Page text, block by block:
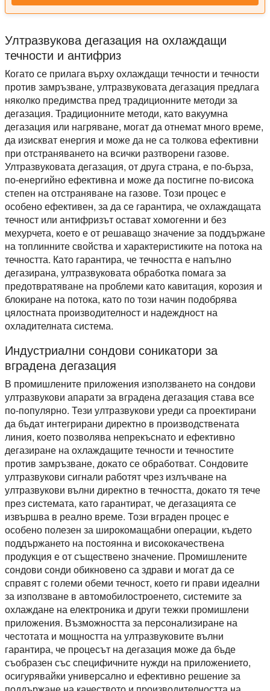
Ултразвукова дегазация на охлаждащи
течности и антифриз
Когато се прилага върху охлаждащи течности и течности
против замръзване, ултразвуковата дегазация предлага
няколко предимства пред традиционните методи за
дегазация. Традиционните методи, като вакуумна
дегазация или нагряване, могат да отнемат много време,
да изискват енергия и може да не са толкова ефективни
при отстраняването на всички разтворени газове.
Ултразвуковата дегазация, от друга страна, е по-бърза,
по-енергийно ефективна и може да постигне по-висока
степен на отстраняване на газове. Този процес е
особено ефективен, за да се гарантира, че охлаждащата
течност или антифризът остават хомогенни и без
мехурчета, което е от решаващо значение за поддържане
на топлинните свойства и характеристиките на потока на
течността. Като гарантира, че течността е напълно
дегазирана, ултразвуковата обработка помага за
предотвратяване на проблеми като кавитация, корозия и
блокиране на потока, като по този начин подобрява
цялостната производителност и надеждност на
охладителната система.
Индустриални сондови соникатори за
вградена дегазация
В промишлените приложения използването на сондови
ултразвукови апарати за вградена дегазация става все
по-популярно. Тези ултразвукови уреди са проектирани
да бъдат интегрирани директно в производствената
линия, което позволява непрекъснато и ефективно
дегазиране на охлаждащите течности и течностите
против замръзване, докато се обработват. Сондовите
ултразвукови сигнали работят чрез излъчване на
ултразвукови вълни директно в течността, докато тя тече
през системата, като гарантират, че дегазацията се
извършва в реално време. Този вграден процес е
особено полезен за широкомащабни операции, където
поддържането на постоянна и висококачествена
продукция е от съществено значение. Промишлените
сондови сонди обикновено са здрави и могат да се
справят с големи обеми течност, което ги прави идеални
за използване в автомобилостроенето, системите за
охлаждане на електроника и други тежки промишлени
приложения. Възможността за персонализиране на
честотата и мощността на ултразвуковите вълни
гарантира, че процесът на дегазация може да бъде
съобразен със специфичните нужди на приложението,
осигурявайки универсално и ефективно решение за